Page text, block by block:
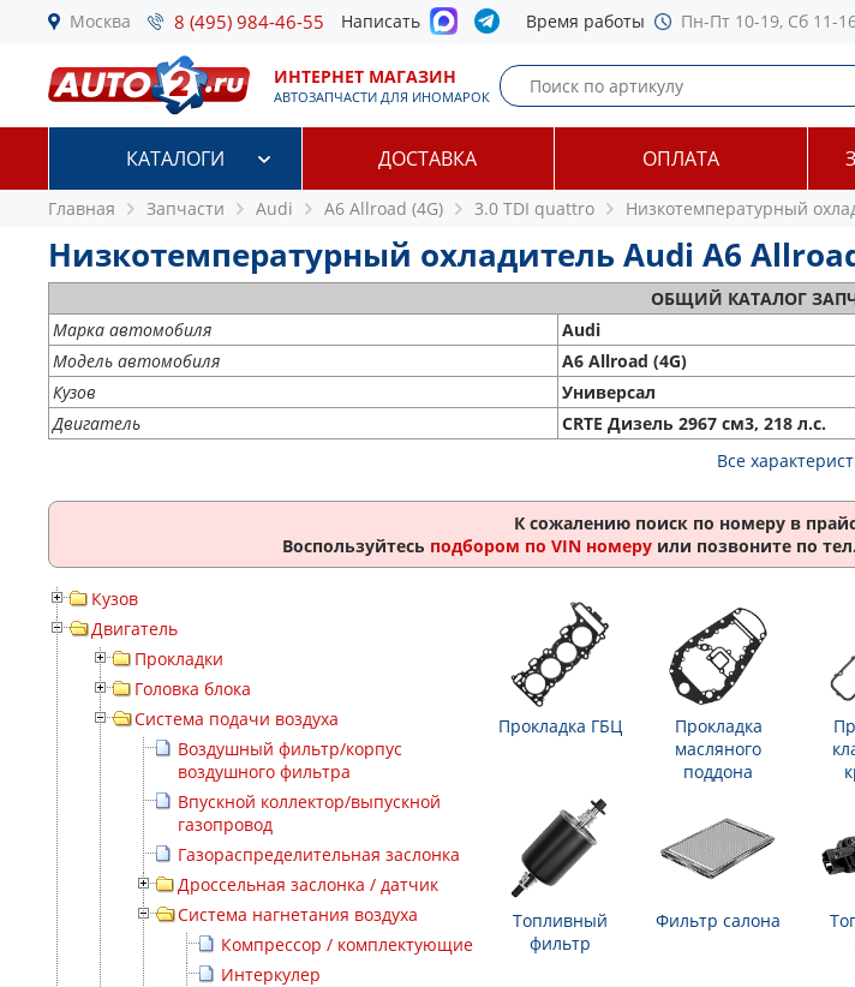
Москва 8 (495) 984-46-55 Написать Время работы Пн-Пт 10-19, Сб 11-
ИНТЕРНЕТ МАГАЗИН
АВТОЗАПЧАСТИ ДЛЯ ИНОМАРОК
КАТАЛОГИ ДОСТАВКА ОПЛАТА
Главная Запчасти Audi A6 Allroad (4G) 3.0 TDI quattro Низкотемпературный
Низкотемпературный охладитель Audi A6
ОБЩИЙ КАТАЛОГ
Марка автомобиля
Audi
Модель автомобиля
A6 Allroad (4G)
Кузов
Универсал
Двигатель
CRTE Дизель 2967 см3, 218 л.с.
Все
К сожалению поиск по номеру в
Воспользуйтесь подбором по VIN номеру или позвоните по тел.
Кузов
Двигатель
Прокладки
Головка блока
Система подачи воздуха
Воздушный фильтр/корпус
воздушного фильтра
Впускной коллектор/выпускной
газопровод
Газораспределительная заслонка
Дроссельная заслонка / датчик
Система нагнетания воздуха
Компрессор / комплектующие
Интеркулер
Прокладка ГБЦ
Прокладка
масляного
поддона
Топливный
фильтр
Фильтр салона